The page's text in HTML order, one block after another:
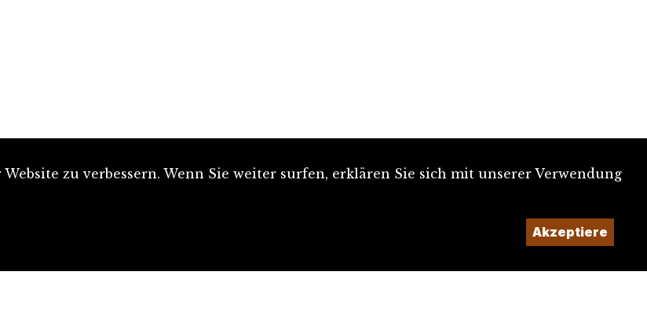
zu verbessern. Wenn Sie weiter surfen, erklären Sie sich mit unserer Verwendung
Akzeptiere